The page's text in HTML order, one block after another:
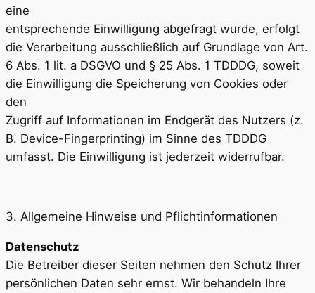
eine
entsprechende Einwilligung abgefragt wurde, erfolgt
die Verarbeitung ausschließlich auf Grundlage von Art.
6 Abs. 1 lit. a DSGVO und § 25 Abs. 1 TDDDG, soweit
die Einwilligung die Speicherung von Cookies oder
den
Zugriff auf Informationen im Endgerät des Nutzers (z.
B. Device-Fingerprinting) im Sinne des TDDDG
umfasst. Die Einwilligung ist jederzeit widerrufbar.
3. Allgemeine Hinweise und Pflichtinformationen
Datenschutz
Die Betreiber dieser Seiten nehmen den Schutz Ihrer
persönlichen Daten sehr ernst. Wir behandeln Ihre